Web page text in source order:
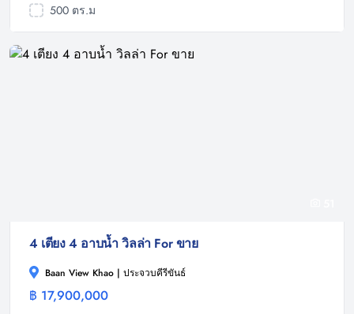
500 ตร.ม
4 เตียง 4 อาบน้ำ วิลล่า For ขาย
Baan View Khao | ประจวบคีรีขันธ์
฿ 17,900,000